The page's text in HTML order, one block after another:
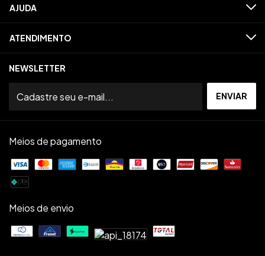
AJUDA
ATENDIMENTO
NEWSLETTER
Meios de pagamento
Meios de envio